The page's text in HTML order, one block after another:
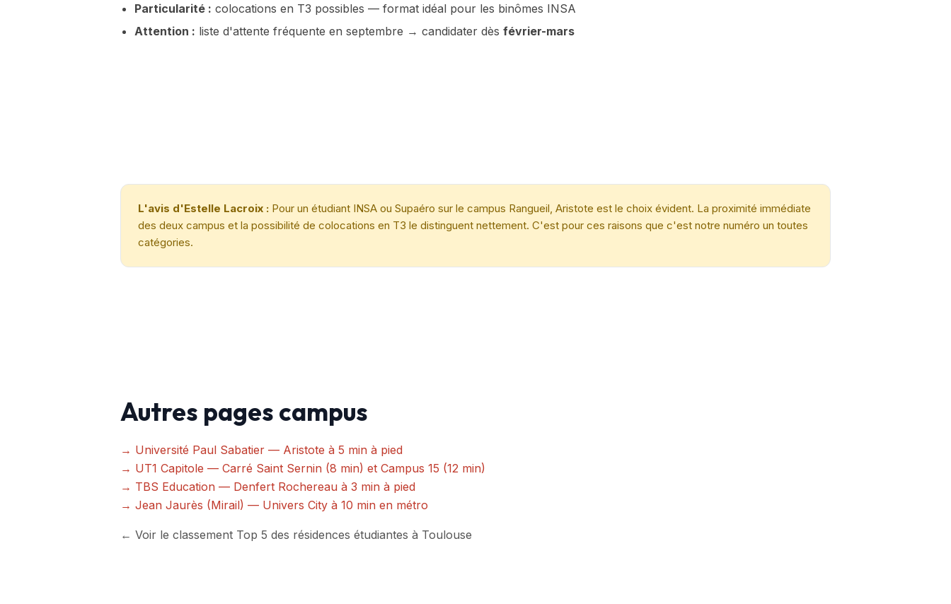
Particularité : colocations en T3 possibles — format idéal pour les binômes INSA
Attention : liste d'attente fréquente en septembre → candidater dès février-mars
L'avis d'Estelle Lacroix : Pour un étudiant INSA ou Supaéro sur le campus Rangueil, Aristote est le choix évident. La proximité immédiate
des deux campus et la possibilité de colocations en T3 le distinguent nettement. C'est pour ces raisons que c'est notre numéro un toutes
catégories.
Autres pages campus
→ Université Paul Sabatier — Aristote à 5 min à pied
→ UT1 Capitole — Carré Saint Sernin (8 min) et Campus 15 (12 min)
→ TBS Education — Denfert Rochereau à 3 min à pied
→ Jean Jaurès (Mirail) — Univers City à 10 min en métro
← Voir le classement Top 5 des résidences étudiantes à Toulouse